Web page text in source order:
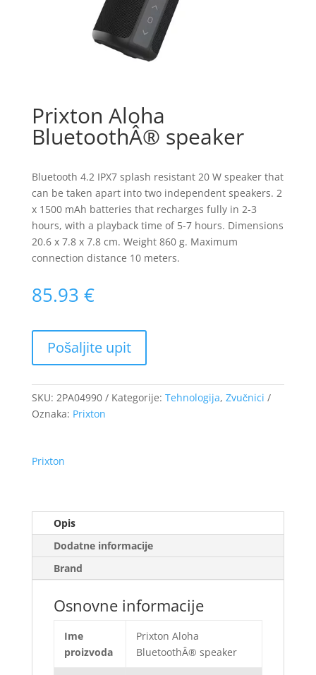
Prixton Aloha
BluetoothÂ® speaker
Bluetooth 4.2 IPX7 splash resistant 20 W speaker that
can be taken apart into two independent speakers. 2
x 1500 mAh batteries that recharges fully in 2-3
hours, with a playback time of 5-7 hours. Dimensions
20.6 x 7.8 x 7.8 cm. Weight 860 g. Maximum
connection distance 10 meters.
85.93 €
SKU: 2PA04990 Kategorije: Tehnologija, Zvučnici
Oznaka: Prixton
Prixton
Opis
Dodatne informacije
Brand
Osnovne informacije
Ime
proizvoda
Prixton Aloha
BluetoothÂ® speaker